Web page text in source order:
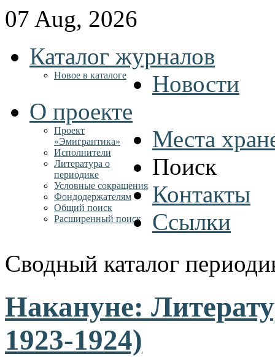
07 Aug, 2026
Каталог журналов
Новое в каталоге
Новости
О проекте
Проект
«Эмигрантика»
Исполнители
Литература о
периодике
Условные сокращения
Фондодержателям
Места
Поиск
Общий поиск
Расширенный поиск
Контакты
Ссылки
Сводный каталог
Накануне:
1923-1924)